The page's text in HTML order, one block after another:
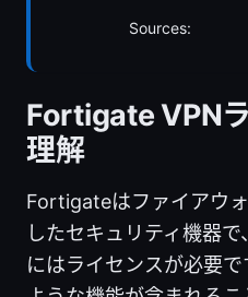
Sources:
Fortigate VPN
理解
Fortigateはファイアウ
したセキュリティ機器
にはライセンスが必要